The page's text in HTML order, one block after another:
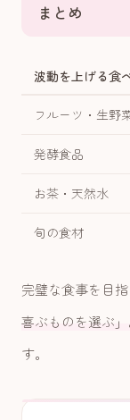
まとめ
波動を上げる食
フルーツ・生野
発酵食品
お茶・天然水
旬の食材
完璧な食事を目
喜ぶものを選ぶ
す。